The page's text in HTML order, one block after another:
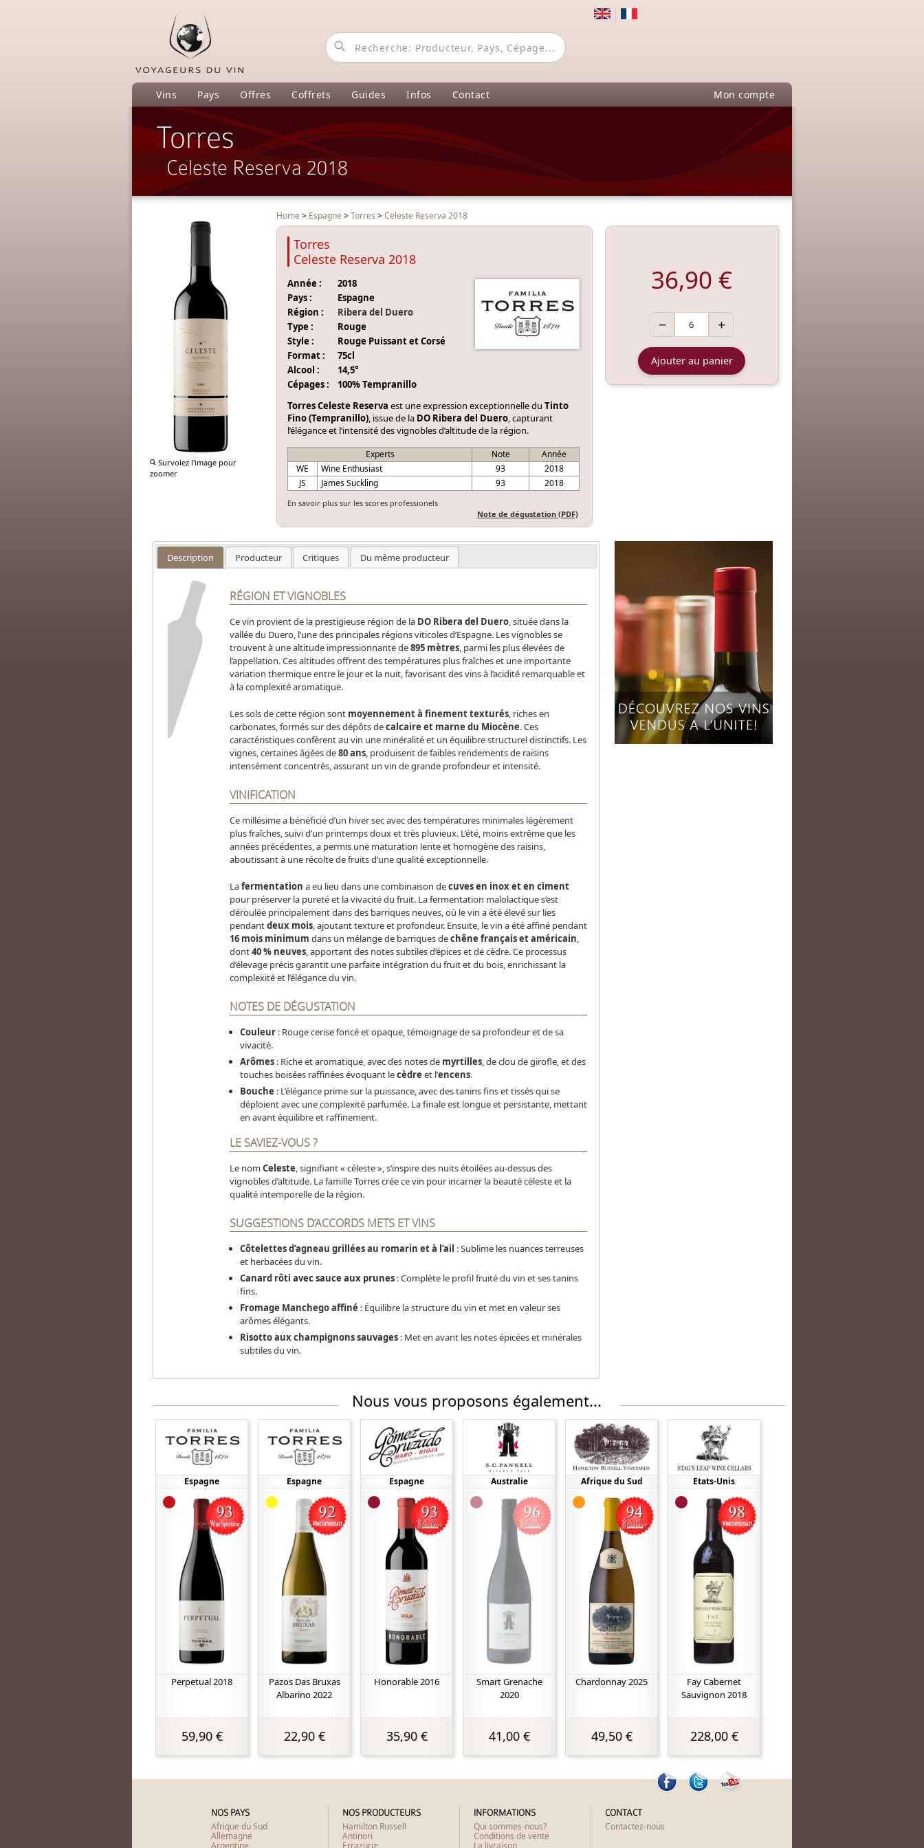
Vins Pays Offres Coffrets Guides Infos Contact Mon compte
Torres
Celeste Reserva 2018
Survolez l'image pour
zoomer
Home > Espagne >Torres >Celeste Reserva 2018
Torres
Celeste Reserva 2018
Année :
2018
Pays :
Espagne
Région :
Ribera del Duero
Type :
Rouge
Style :
Rouge Puissant et Corsé
Format :
75cl
Alcool :
14,5°
Cépages :
100% Tempranillo
Torres Celeste Reserva est une expression exceptionnelle du Tinto
Fino (Tempranillo), issue de la DO Ribera del Duero, capturant
l’élégance et l’intensité des vignobles d’altitude de la région.
Experts Note
Année
WE
Wine Enthusiast 93
2018
JS
James Suckling 93 2018
En savoir plus sur les scores professionels
Note de dégustation (PDF)
Description Producteur Critiques Du même producteur
RÉGION ET VIGNOBLES
Ce vin provient de la prestigieuse région de la DO Ribera del Duero, située dans la
vallée du Duero, l’une des principales régions viticoles d’Espagne. Les vignobles se
trouvent à une altitude impressionnante de895 mètres, parmi les plus élevées de
l’appellation. Ces altitudes offrent des températures plus fraîches et une importante
variation thermique entre le jour et la nuit, favorisant des vins à l’acidité remarquable et
à la complexité aromatique.
Les sols de cette région sont moyennement à finement texturés, riches en
carbonates, formés sur des dépôts decalcaire et marne du Miocène. Ces
caractéristiques confèrent au vin une minéralité et un équilibre structurel distinctifs. Les
vignes, certaines âgées de80 ans, produisent de faibles rendements de raisins
intensément concentrés, assurant un vin de grande profondeur et intensité.
VINIFICATION
Ce millésime a bénéficié d’un hiver sec avec des températures minimales légèrement
plus fraîches, suivi d’un printemps doux et très pluvieux. L’été, moins extrême que les
années précédentes, a permis une maturation lente et homogène des raisins,
aboutissant à une récolte de fruits d’une qualité exceptionnelle.
Lafermentation a eu lieu dans une combinaison decuves en inox et en ciment
pour préserver la pureté et la vivacité du fruit. La fermentation malolactique s’est
déroulée principalement dans des barriques neuves, où le vin a été élevé sur lies
pendantdeux mois, ajoutant texture et profondeur. Ensuite, le vin a été affiné pendant
16 mois minimum dans un mélange de barriques dechêne français et américain,
dont40 % neuves, apportant des notes subtiles d’épices et de cèdre. Ce processus
d’élevage précis garantit une parfaite intégration du fruit et du bois, enrichissant la
complexité et l’élégance du vin.
NOTES DE DÉGUSTATION
Couleur: Rouge cerise foncé et opaque, témoignage de sa profondeur et de sa
vivacité.
Arômes: Riche et aromatique, avec des notes de myrtilles, de clou de girofle, et des
touches boisées raffinées évoquant lecèdre et l’encens.
Bouche : L’élégance prime sur la puissance, avec des tanins fins et tissés qui se
déploient avec une complexité parfumée. La finale est longue et persistante, mettant
en avant équilibre et raffinement.
LE SAVIEZ-VOUS ?
Le nom Celeste, signifiant « céleste », s’inspire des nuits étoilées au-dessus des
vignobles d’altitude. La famille Torres crée ce vin pour incarner la beauté céleste et la
qualité intemporelle de la région.
SUGGESTIONS D’ACCORDS METS ET VINS
Côtelettes d’agneau grillées au romarin et à l’ail : Sublime les nuances terreuses
et herbacées du vin.
Canard rôti avec sauce aux prunes: Complète le profil fruité du vin et ses tanins
fins.
Fromage Manchego affiné : Équilibre la structure du vin et met en valeur ses
arômes élégants.
Risotto aux champignons sauvages: Met en avant les notes épicées et minérales
subtiles du vin.
36,90 €
− +
Ajouter au panier
Nous vous proposons également...
Espagne
Perpetual 2018
59,90 €
Espagne
Pazos Das Bruxas
Albarino 2022
22,90 €
Espagne
Honorable 2016
35,90 €
Australie
Smart Grenache
2020
41,00 €
Afrique du Sud
Chardonnay 2025
49,50 €
Etats-Unis
Fay Cabernet
Sauvignon 2018
228,00 €
NOS PAYS
Afrique du Sud
Allemagne
Argentine
NOS PRODUCTEURS
Hamilton Russell
Antinori
Errazuriz
INFORMATIONS
Qui sommes-nous?
Conditions de vente
La livraison
CONTACT
Contactez-nous